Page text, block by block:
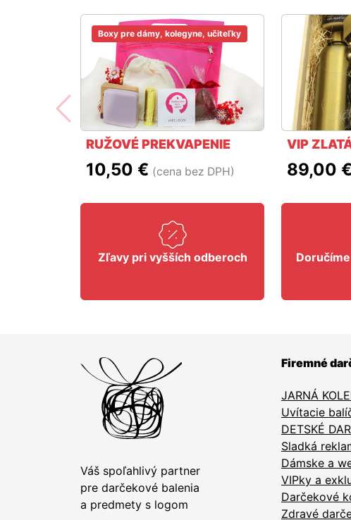
Predchádzajúci
RUŽOVÉ PREKVAPENIE
10,50 € (cena bez DPH)
Boxy pre dámy, kolegyne, učiteľky
VIP
89,00 €
Zľavy pri vyšších odberoch
Firemné
JARNÁ
Uvítacie
DETSKÉ
Sladká
Dámske a
VIPky a
Darčekové
Zdravé
Váš spoľahlivý partner
pre darčekové balenia
a predmety s logom